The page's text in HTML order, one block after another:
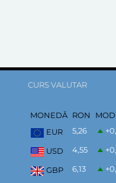
CURS VALUTAR
MONEDĂ RON
EUR
5,26
USD 4,55
GBP 6,13